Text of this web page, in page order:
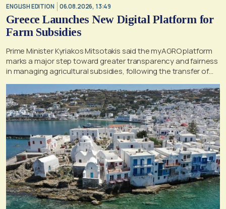
ENGLISH EDITION 06.08.2026, 13:49
Greece Launches New Digital Platform for
Farm Subsidies
Prime Minister Kyriakos Mitsotakis said the myAGRO platform
marks a major step toward greater transparency and fairness
in managing agricultural subsidies, following the transfer of
former OPEKEPE functions to the tax authority